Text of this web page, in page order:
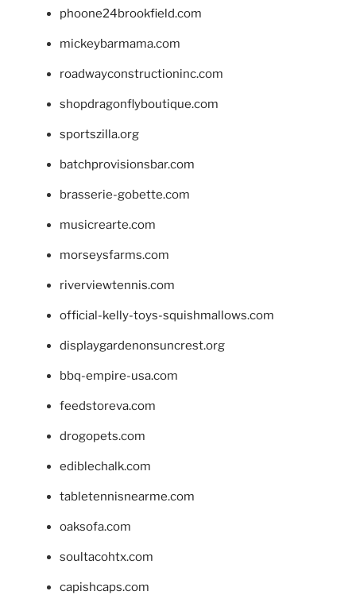
phoone24brookfield.com
mickeybarmama.com
roadwayconstructioninc.com
shopdragonflyboutique.com
sportszilla.org
batchprovisionsbar.com
brasserie-gobette.com
musicrearte.com
morseysfarms.com
riverviewtennis.com
official-kelly-toys-squishmallows.com
displaygardenonsuncrest.org
bbq-empire-usa.com
feedstoreva.com
drogopets.com
ediblechalk.com
tabletennisnearme.com
oaksofa.com
soultacohtx.com
capishcaps.com